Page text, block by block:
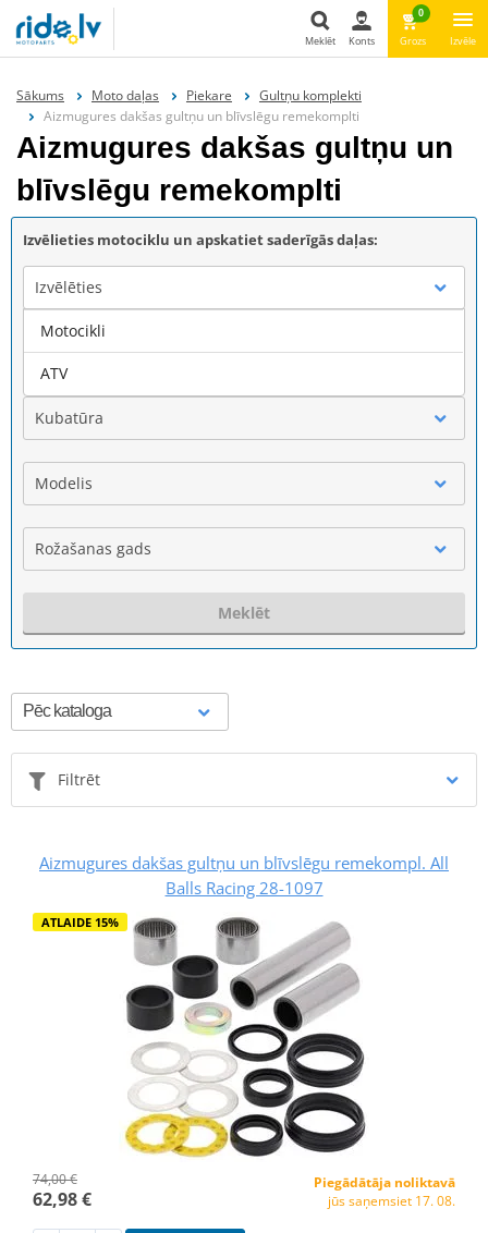
Meklēt Konts
0
Grozs Izvēle
Sākums Moto daļas Piekare
Gultņu komplekti
Aizmugures dakšas gultņu un blīvslēgu remekomplti
Aizmugures dakšas gultņu un
blīvslēgu remekomplti
Izvēlieties motociklu un apskatiet saderīgās daļas:
Izvēlēties
Marka
Kubatūra
Modelis
Rožašanas gads
Meklēt
Filtrēt
Aizmugures dakšas gultņu un blīvslēgu remekompl. All
Balls Racing 28-1097
ATLAIDE 15%
74,00 €
62,98 €
Piegādātāja noliktavā
jūs saņemsiet 17. 08.
Motocikli
ATV